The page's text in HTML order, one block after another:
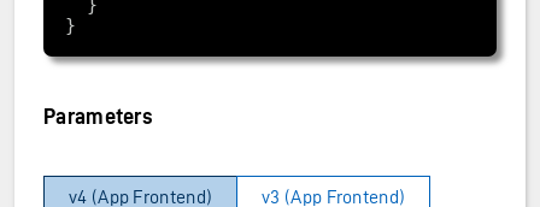
Parameters
v4 (App Frontend) v3 (App Frontend)